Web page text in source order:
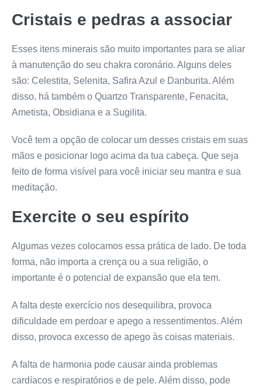
Cristais e pedras a associar
Esses itens minerais são muito importantes para se aliar
à manutenção do seu chakra coronário. Alguns deles
são: Celestita, Selenita, Safira Azul e Danburita. Além
disso, há também o Quartzo Transparente, Fenacita,
Ametista, Obsidiana e a Sugilita.
Você tem a opção de colocar um desses cristais em suas
mãos e posicionar logo acima da tua cabeça. Que seja
feito de forma visível para você iniciar seu mantra e sua
meditação.
Exercite o seu espírito
Algumas vezes colocamos essa prática de lado. De toda
forma, não importa a crença ou a sua religião, o
importante é o potencial de expansão que ela tem.
A falta deste exercício nos desequilibra, provoca
dificuldade em perdoar e apego a ressentimentos. Além
disso, provoca excesso de apego às coisas materiais.
A falta de harmonia pode causar ainda problemas
cardíacos e respiratórios e de pele. Além disso, pode